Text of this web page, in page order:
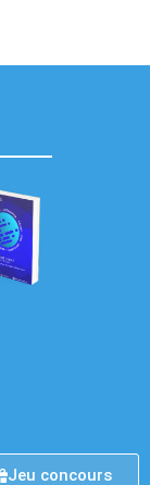
Jeu concours